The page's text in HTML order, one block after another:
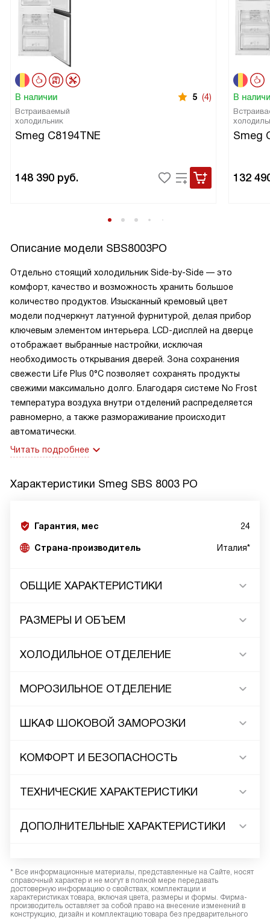
В наличии 5 (4)
Встраиваемый
холодильник
Smeg C8194TNE
148 390 руб.
В
Smeg
132
Описание модели SBS8003PO
Отдельно стоящий холодильник Side-by-Side — это
комфорт, качество и возможность хранить большое
количество продуктов. Изысканный кремовый цвет
модели подчеркнут латунной фурнитурой, делая прибор
ключевым элементом интерьера. LCD-дисплей на дверце
отображает выбранные настройки, исключая
необходимость открывания дверей. Зона сохранения
свежести Life Plus 0°C позволяет сохранять продукты
свежими максимально долго. Благодаря системе No Frost
температура воздуха внутри отделений распределяется
равномерно, а также размораживание происходит
автоматически.
Читать подробнее
Характеристики Smeg SBS 8003 PO
Гарантия, мес 24
Страна-производитель Италия*
ОБЩИЕ ХАРАКТЕРИСТИКИ
РАЗМЕРЫ И ОБЪЕМ
ХОЛОДИЛЬНОЕ ОТДЕЛЕНИЕ
МОРОЗИЛЬНОЕ ОТДЕЛЕНИЕ
ШКАФ ШОКОВОЙ ЗАМОРОЗКИ
КОМФОРТ И БЕЗОПАСНОСТЬ
ТЕХНИЧЕСКИЕ ХАРАКТЕРИСТИКИ
ДОПОЛНИТЕЛЬНЫЕ ХАРАКТЕРИСТИКИ
* Все информационные материалы, представленные на Сайте, носят
справочный характер и не могут в полной мере передавать
достоверную информацию о свойствах, комплектации и
характеристиках товара, включая цвета, размеры и формы. Фирма-
производитель оставляет за собой право на внесение изменений в
конструкцию, дизайн и комплектацию товара без предварительного